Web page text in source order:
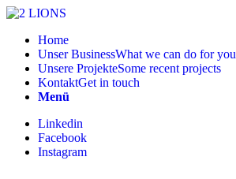
Home
Unser BusinessWhat we can do for you
Unsere ProjekteSome recent projects
KontaktGet in touch
Menü
Linkedin
Facebook
Instagram